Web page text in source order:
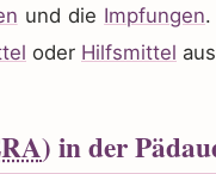
und die Impfungen
oder Hilfsmittel
) in der